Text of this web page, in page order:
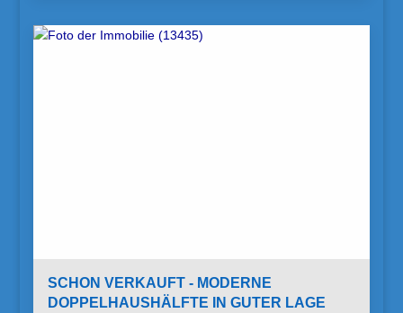
SCHON VERKAUFT - MODERNE
DOPPELHAUSHÄLFTE IN GUTER LAGE